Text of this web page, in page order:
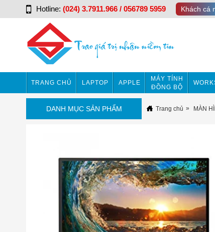
Hotline: (024) 3.7911.966 / 056789 5959 Khách cá
TRANG CHỦ LAPTOP APPLE
MÁY TÍNH
ĐỒNG BỘ
DANH MỤC SẢN PHẨM Trang chủ MÀN